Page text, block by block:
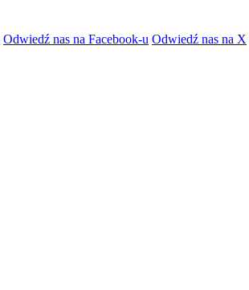
Odwiedź nas na Facebook-u Odwiedź nas na X